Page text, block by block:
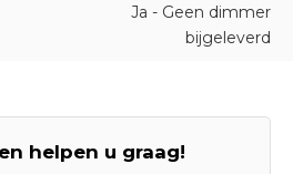
Ja - Geen dimmer
bijgeleverd
helpen u graag!